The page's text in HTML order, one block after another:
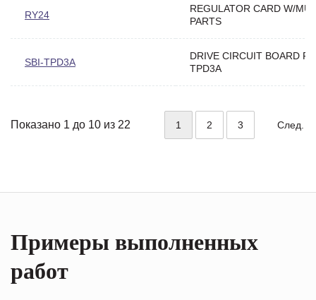
RY24
REGULATOR CARD W/
PARTS
SBI-TPD3A
DRIVE CIRCUIT BOARD
TPD3A
Показано 1 до 10 из 22 1 2 3 След.
Примеры выполненных
работ